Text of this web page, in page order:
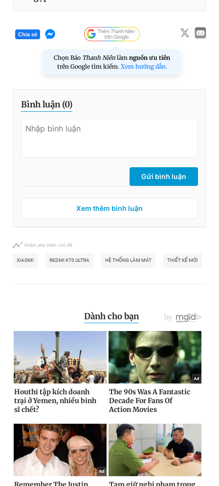
Chia sẻ
Chọn Báo Thanh Niên làm nguồn ưu tiên
trên Google tìm kiếm. Xem hướng dẫn.
Bình luận (0)
Gửi bình luận
Xem thêm bình luận
Khám phá thêm chủ đề
XIAOMI REDMI K70 ULTRA HỆ THỐNG LÀM MÁT THIẾT KẾ MỚI